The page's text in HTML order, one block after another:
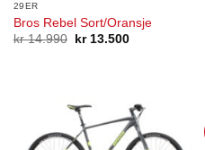
29ER
Bros Rebel Sort/Oransje
kr14.990
Opprinnelig
kr13.500Nåværende